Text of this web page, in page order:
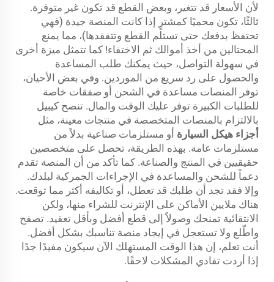
لأن الأسعار قد تتغير، وبعض القطع قد تكون غير متوفرة.
ثالثًا، تكون محميًا كمشترٍ إذا كانت المنصة جيدة (فهي
تحتفظ بدفعك حتى تستلم القطع وتتفقدها)، مما يمنع
المحتالين من أخذ أموالك ثم الاختفاء! كما تتمثل ميزة أخرى
في سهولة التواصل، حيث يمكنك طلب المساعدة
والحصول على رد سريع من الموردين. وفي بعض الأحيان،
توفر المنصات مساعدة في الشحن أو صفقات خاصة
للطلبات الكبيرة توفر عليك الوقت والمال. تنصح كيبيل
بالالتزام بالمنصات المتخصصة في منتجات معينة، مثل
أجزاء هيكل السيارة أو مستلزمات صناعية بدلاً من
مستلزمات عامة. بهذه الطريقة، تحصل على متخصصين
حقيقيين في المنتج والصناعة. كما تأكد من أن المنصة تقدم
دعماً للشحن والمساعدة في الإجراءات الجمركية لبلدك.
وإلا فقد تجد أن طلبك قد تعطل، أو تكاليفه أكثر مما توقعت.
هناك ملايين الأماكن على الإنترنت للشراء منها، ولكن
الانتقائية تمنحك وصولاً إلى قطع أفضل وبأقل تعقيد. تصفح
واطّلع ولا تستعجل في إيجاد منصة تناسبك بشكل أفضل.
أنت تعلم، إن هذا الوقت المستهلك الآن سيكون مفيدًا جدًا
إذا أردت تفادي المشكلات لاحقًا.